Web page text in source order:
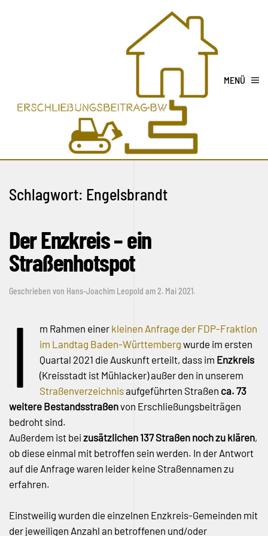
MENÜ
Schlagwort: Engelsbrandt
Der Enzkreis – ein
Straßenhotspot
Geschrieben von Hans-Joachim Leopold am2. Mai 2021.
I m Rahmen einer kleinen Anfrage der FDP-Fraktion
im Landtag Baden-Württemberg wurde im ersten
Quartal 2021 die Auskunft erteilt, dass im Enzkreis
(Kreisstadt ist Mühlacker) außer den in unserem
Straßenverzeichnisaufgeführten Straßen ca. 73
weitere Bestandsstraßenvon Erschließungsbeiträgen
bedroht sind.
Außerdem ist bei zusätzlichen 137 Straßen noch zu klären,
ob diese einmal mit betroffen sein werden. In der Antwort
auf die Anfrage waren leider keine Straßennamen zu
erfahren.
Einstweilig wurden die einzelnen Enzkreis-Gemeinden mit
der jeweiligen Anzahl an betroffenen und/oder